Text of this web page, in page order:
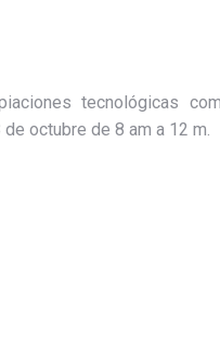
tecnológicas
octubre de 8 am a 12 m.